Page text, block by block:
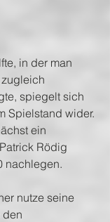
in der man
spiegelt sich
Spielstand wider.
ein
Rödig
nachlegen.
nutze seine
den